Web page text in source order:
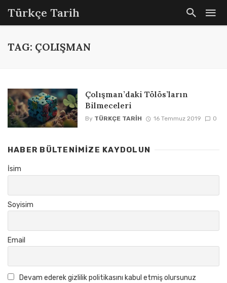
Türkçe Tarih
TAG: ÇOLIŞMAN
Çolışman’daki Tölös’ların
Bilmeceleri
By TÜRKÇE TARIH 16 Temmuz 2019 0
HABER BÜLTENIMIZE KAYDOLUN
İsim
Soyisim
Email
Devam ederek gizlilik politikasını kabul etmiş olursunuz